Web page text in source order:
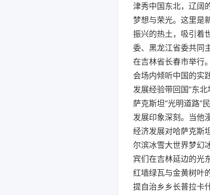
津秀中国东北，辽阔
梦想与荣光。这里是
振兴的热土，吸引着
委、黑龙江省委共同
在吉林省长春市举行
会场内倾听中国的实
发展经验带回国”东北
萨克斯坦“光明道路”
发展印象深刻。当他
经济发展对哈萨克斯
尔滨冰雪大世界梦幻
宾们在吉林延边的光
红墙绿瓦与金黄树叶
提自治乡乡长普拉卡